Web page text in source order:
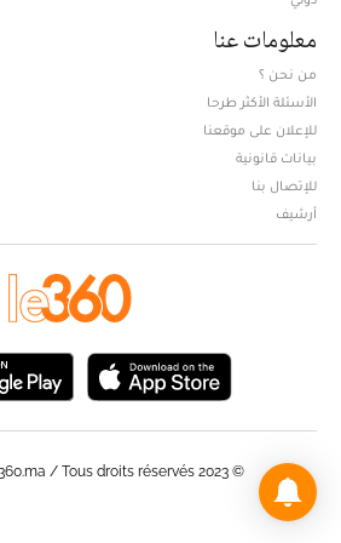
معلومات عنا
من نحن ؟
الأسئلة الأكثر طرحا
للإعلان على موقعنا
بيانات قانونية
للإتصال بنا
أرشيف
© Web News / le360.ma / Tous droits réservés 2023